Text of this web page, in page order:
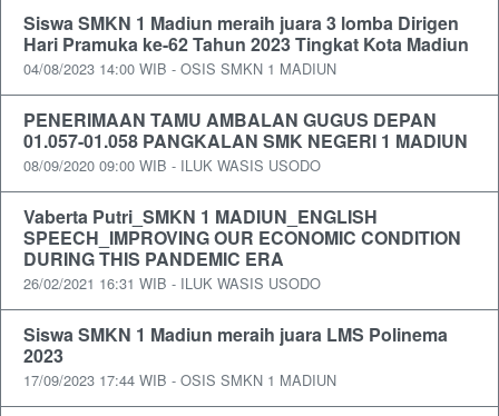
Siswa SMKN 1 Madiun meraih juara 3 lomba Dirigen
Hari Pramuka ke-62 Tahun 2023 Tingkat Kota Madiun
04/08/2023 14:00 WIB - OSIS SMKN 1 MADIUN
PENERIMAAN TAMU AMBALAN GUGUS DEPAN
01.057-01.058 PANGKALAN SMK NEGERI 1 MADIUN
08/09/2020 09:00 WIB - ILUK WASIS USODO
Vaberta Putri_SMKN 1 MADIUN_ENGLISH
SPEECH_IMPROVING OUR ECONOMIC CONDITION
DURING THIS PANDEMIC ERA
26/02/2021 16:31 WIB - ILUK WASIS USODO
Siswa SMKN 1 Madiun meraih juara LMS Polinema
2023
17/09/2023 17:44 WIB - OSIS SMKN 1 MADIUN